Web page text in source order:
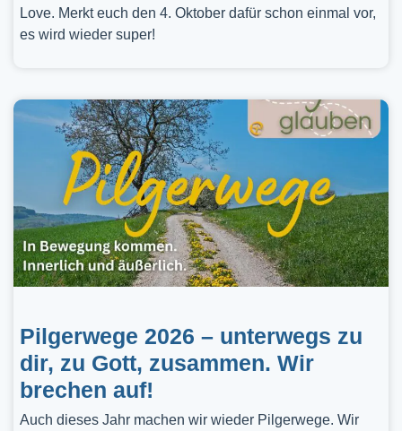
Love. Merkt euch den 4. Oktober dafür schon einmal vor,
es wird wieder super!
Pilgerwege 2026 – unterwegs zu
dir, zu Gott, zusammen. Wir
brechen auf!
Auch dieses Jahr machen wir wieder Pilgerwege. Wir